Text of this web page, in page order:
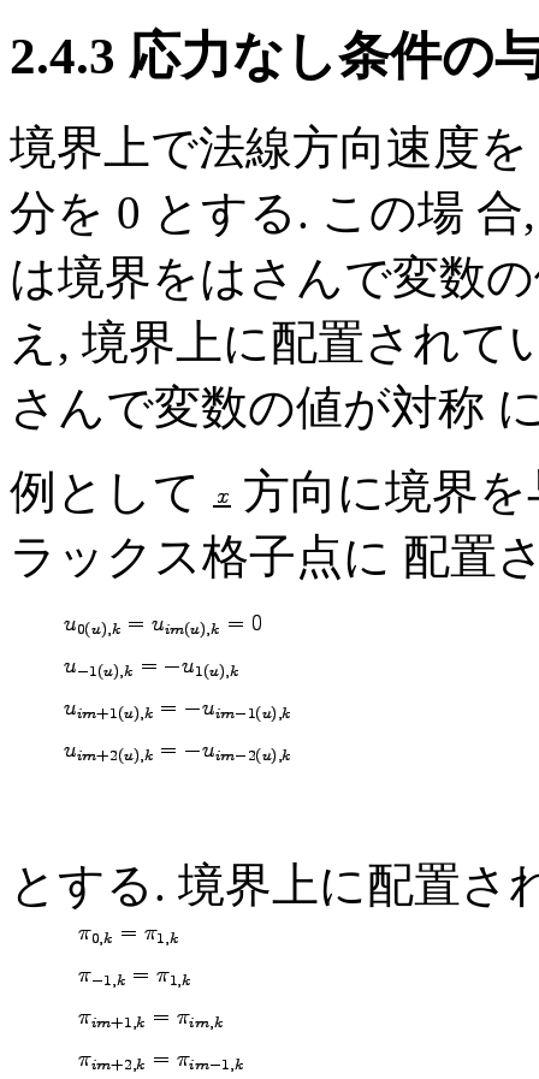
2.4.3 応力なし条件の
境界上で法線方向速度
分を 0 とする. この場
は境界をはさんで変数
え, 境界上に配置されて
さんで変数の値が対称
例として
方向に境界
ラックス格子点に 配置
とする. 境界上に配置さ